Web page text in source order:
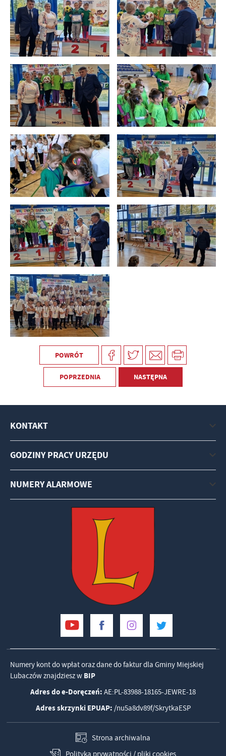
POWRÓT
POPRZEDNIA NASTĘPNA
KONTAKT
GODZINY PRACY URZĘDU
NUMERY ALARMOWE
Numery kont do wpłat oraz dane do faktur dla Gminy Miejskiej
Lubaczów znajdziesz w BIP
Adres do e-Doręczeń: AE:PL-83988-18165-JEWRE-18
Adres skrzynki EPUAP: /nu5a8dv89f/SkrytkaESP
Strona archiwalna
Polityka prywatności / pliki cookies